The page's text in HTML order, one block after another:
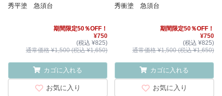
秀平塗 急須台
期間限定50％OFF！
¥750
(税込 ¥825)
通常価格 ¥1,500 (税込 ¥1,650)
カゴに入れる
お気に入り
秀衝塗 急須台
期間限定50％OFF！
¥750
(税込 ¥825)
通常価格 ¥1,500 (税込 ¥1,650)
カゴに入れる
お気に入り